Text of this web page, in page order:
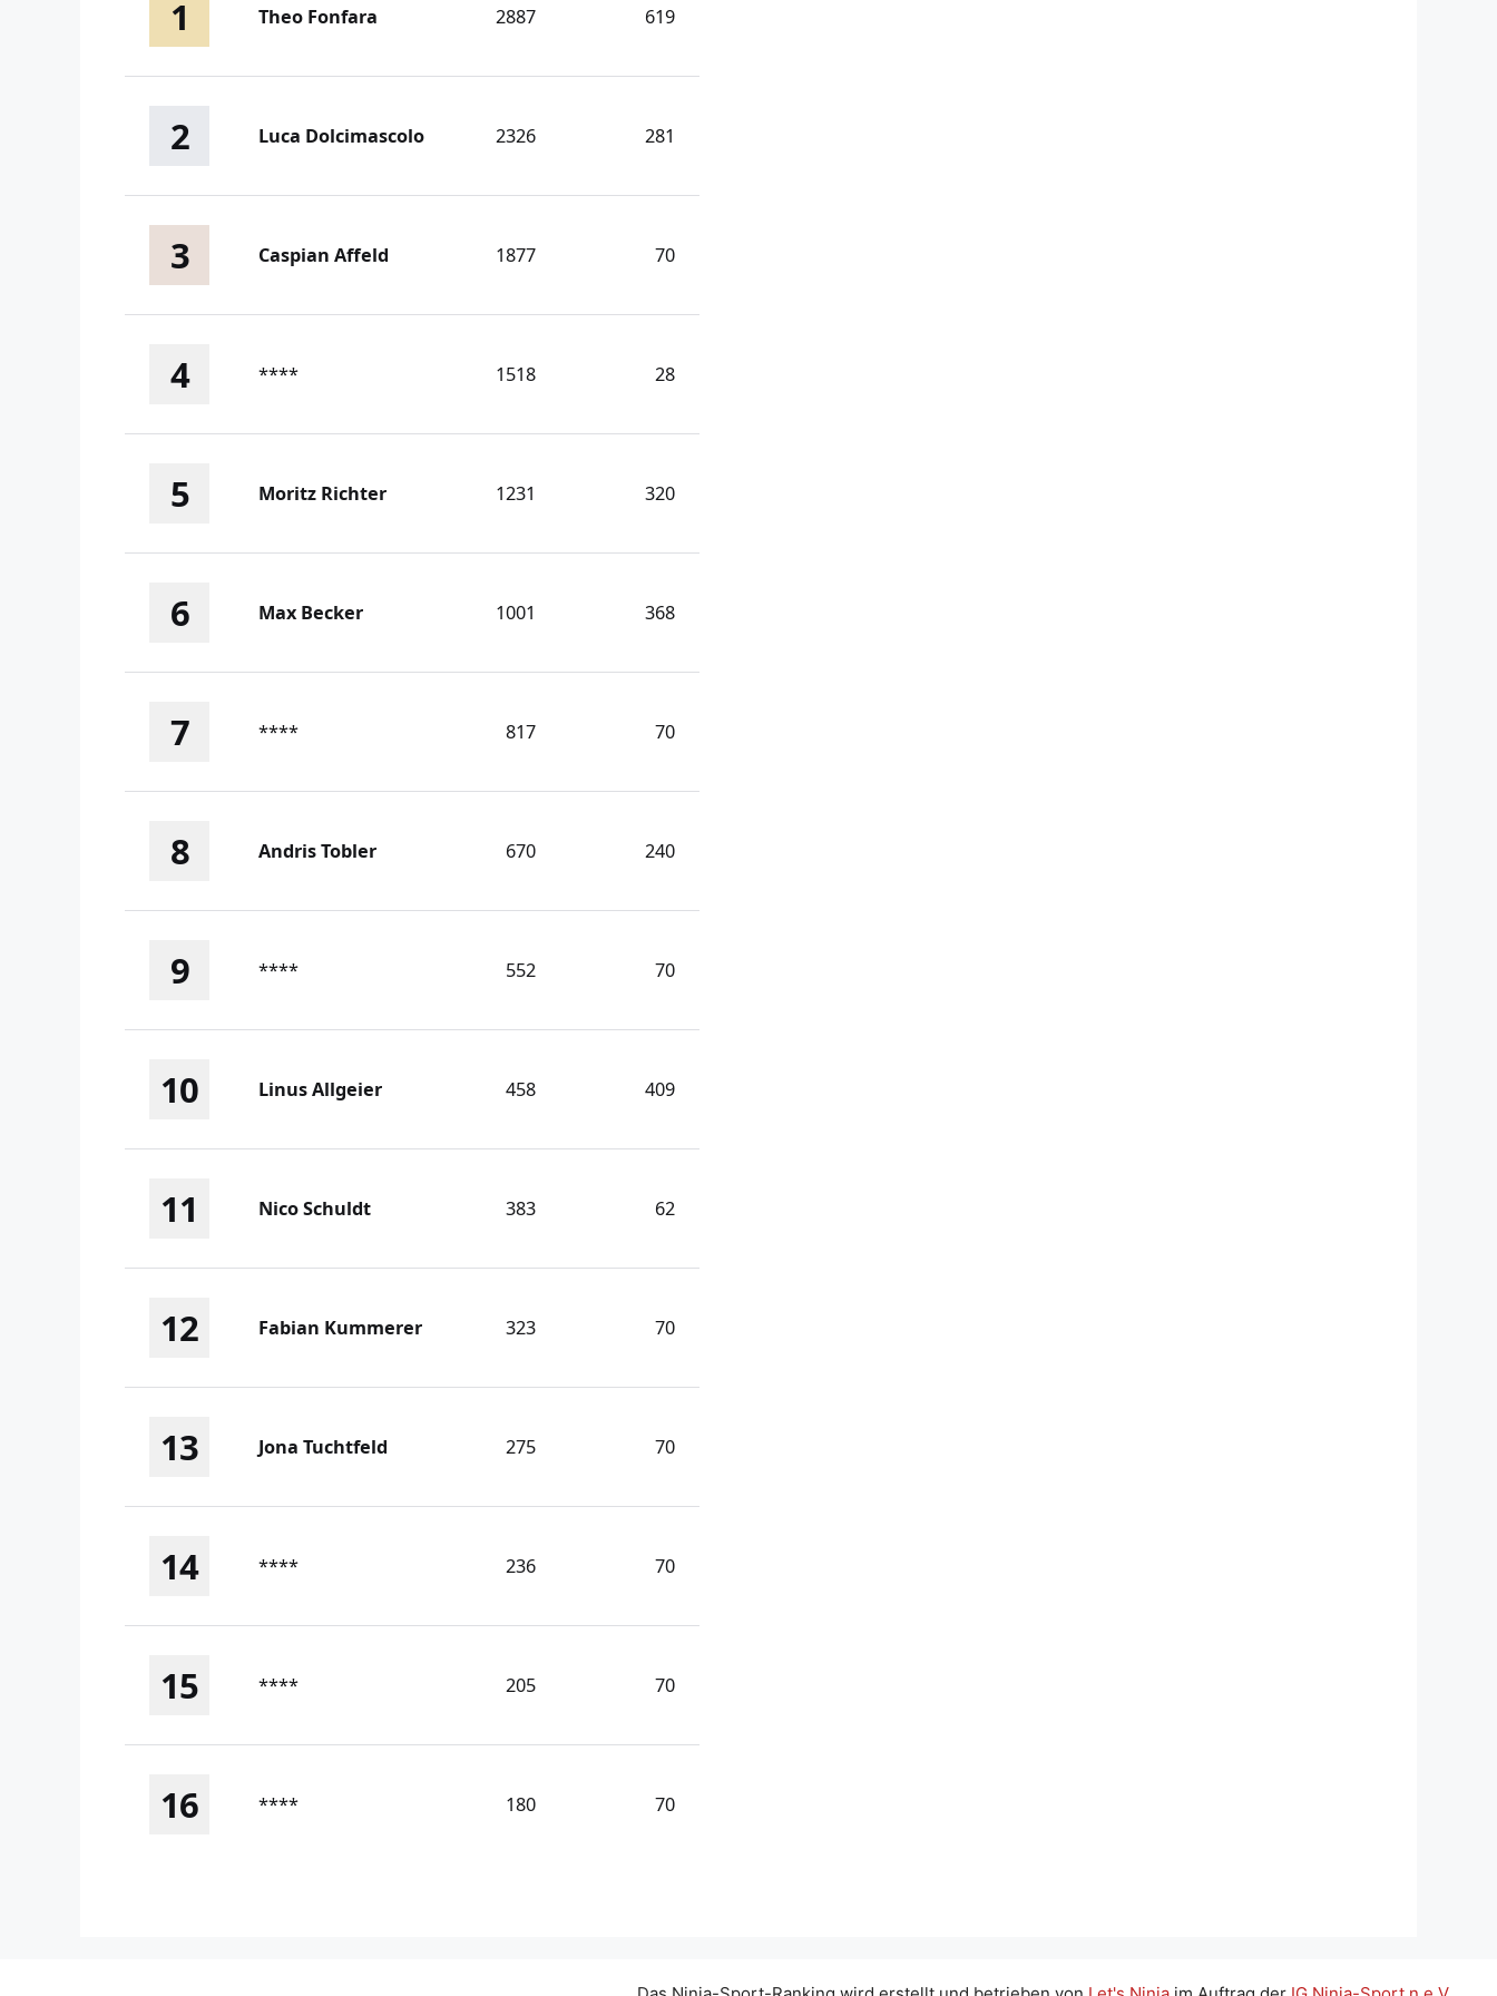
1 Theo Fonfara 2887 619
2 Luca Dolcimascolo 2326 281
3 Caspian Affeld 1877 70
4 **** 1518 28
5 Moritz Richter 1231 320
6 Max Becker 1001 368
7 **** 817 70
8 Andris Tobler 670 240
9 **** 552 70
10 Linus Allgeier 458 409
11 Nico Schuldt 383 62
12 Fabian Kummerer 323 70
13 Jona Tuchtfeld 275 70
14 **** 236 70
15 **** 205 70
16 **** 180 70